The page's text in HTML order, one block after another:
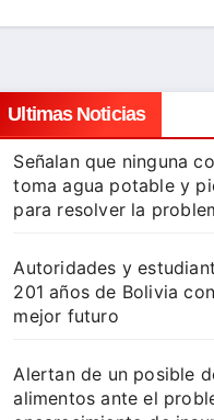
Ultimas Noticias
Señalan que ninguna
toma agua potable y
para resolver la
Autoridades y
201 años de Bolivia
mejor futuro
Alertan de un posible
alimentos ante el